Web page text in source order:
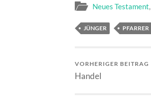
Neues Testament,
JÜNGER PFARRER
VORHERIGER BEITRAG
Handel